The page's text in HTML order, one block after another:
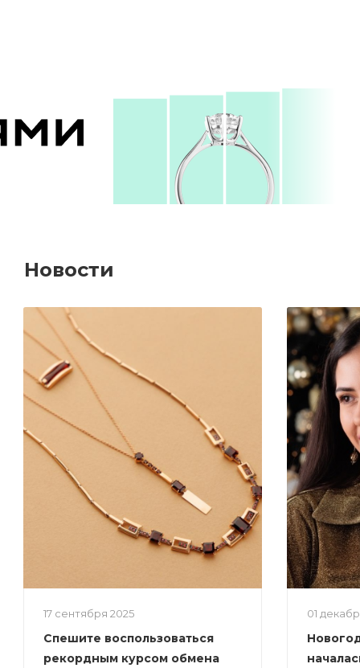
Новости
17 сентября 2025
Спешите воспользоваться
рекордным курсом обмена
01